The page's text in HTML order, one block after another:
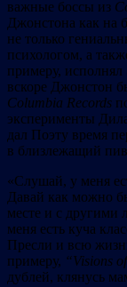
важные боссы из
Джонстона как на
не только
психологом, а
примеру,
вскоре Джонстон
Columbia Records
эксперименты
дал Поэту время
в близлежащий
«Слушай, у меня
Давай как можно
месте и с
меня есть куча
Пресли и всю
примеру, “Visions of
дублей, клянусь